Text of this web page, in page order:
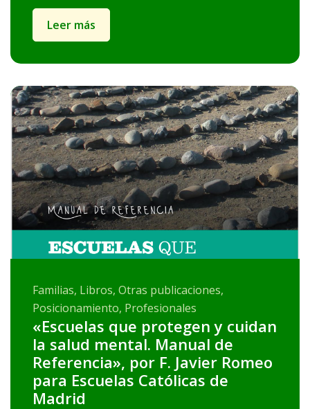
Leer más
Familias, Libros, Otras publicaciones,
Posicionamiento, Profesionales
«Escuelas que protegen y cuidan
la salud mental. Manual de
Referencia», por F. Javier Romeo
para Escuelas Católicas de
Madrid